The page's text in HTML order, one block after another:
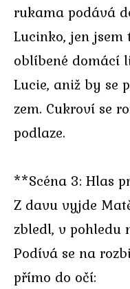
rukama podává
Lucinko, jen
oblíbené domácí
Lucie, aniž by se
zem. Cukroví se
podlaze.
**Scéna 3: Hlas
Z davu vyjde
zbledl, v pohledu
Podívá se na
přímo do očí: